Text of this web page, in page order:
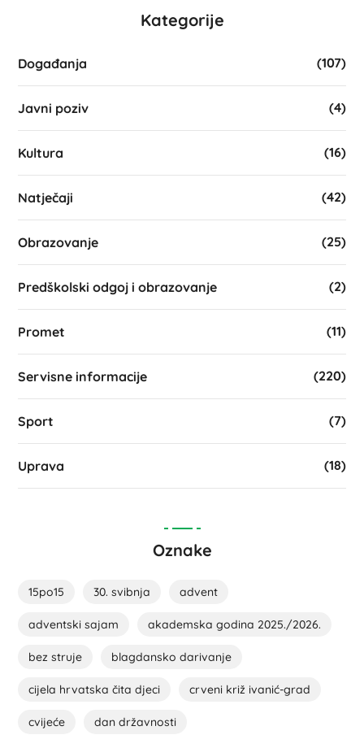
Kategorije
Događanja (107)
Javni poziv (4)
Kultura (16)
Natječaji (42)
Obrazovanje (25)
Predškolski odgoj i obrazovanje (2)
Promet (11)
Servisne informacije (220)
Sport (7)
Uprava (18)
Oznake
15po15 30. svibnja advent
adventski sajam akademska godina 2025./2026.
bez struje blagdansko darivanje
cijela hrvatska čita djeci crveni križ ivanić-grad
cvijeće dan državnosti